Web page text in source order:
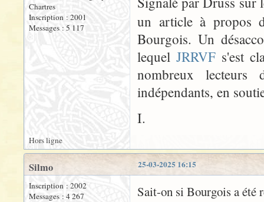
Chartres
Inscription : 2001
Messages : 5 117
un article à propos
Bourgois. Un
lequel JRRVF s'est
nombreux lecteurs
indépendants, en
I.
Hors ligne
25-03-2025 16:15
Silmo
Inscription : 2002
Messages : 4 267
Sait-on si Bourgois a été